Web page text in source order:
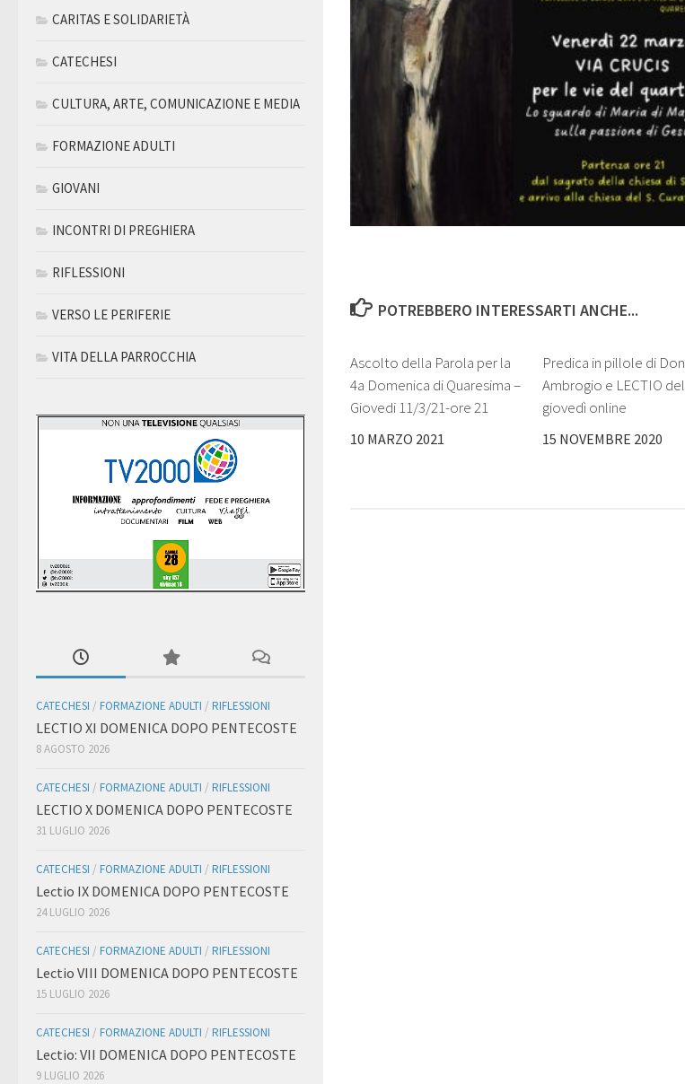
POTREBBERO INTERESSARTI ANCHE...
Ascolto della Parola per la
4a Domenica di Quaresima –
Giovedi 11/3/21-ore 21
10 MARZO 2021
Predica in pillole di Don
Ambrogio e LECTIO del
giovedì online
15 NOVEMBRE 2020
CARITAS E SOLIDARIETÀ
CATECHESI
CULTURA, ARTE, COMUNICAZIONE E MEDIA
FORMAZIONE ADULTI
GIOVANI
INCONTRI DI PREGHIERA
RIFLESSIONI
VERSO LE PERIFERIE
VITA DELLA PARROCCHIA
CATECHESI / FORMAZIONE ADULTI / RIFLESSIONI
LECTIO XI DOMENICA DOPO PENTECOSTE
8 AGOSTO 2026
CATECHESI / FORMAZIONE ADULTI / RIFLESSIONI
LECTIO X DOMENICA DOPO PENTECOSTE
31 LUGLIO 2026
CATECHESI / FORMAZIONE ADULTI / RIFLESSIONI
Lectio IX DOMENICA DOPO PENTECOSTE
24 LUGLIO 2026
CATECHESI / FORMAZIONE ADULTI / RIFLESSIONI
Lectio VIII DOMENICA DOPO PENTECOSTE
15 LUGLIO 2026
CATECHESI / FORMAZIONE ADULTI / RIFLESSIONI
Lectio: VII DOMENICA DOPO PENTECOSTE
9 LUGLIO 2026